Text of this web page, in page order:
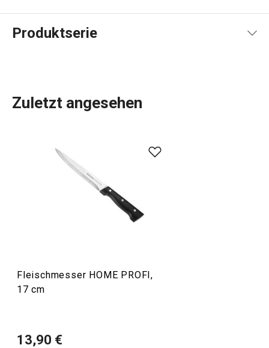
Produktserie
hochwertiges
aus rostfreiem Stahl für das
Kochen zu Hause und in einer professionellen Küche. Die
HOME PROFI Produktpalette ist eine Garantie für
problemloses Kochen.
Zuletzt angesehen
Fleischmesser HOME PROFI,
17 cm
13,90 €